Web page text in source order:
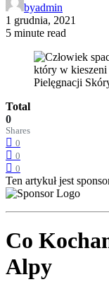
byadmin
1 grudnia, 2021
5 minute read
Total
0
Shares
0
0
0
Ten artykuł jest
Co
Alpy